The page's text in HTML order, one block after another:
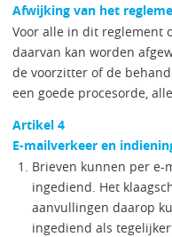
Afwijking van het
Voor alle in dit reglement
daarvan kan worden
de voorzitter of de
een goede procesorde,
Artikel 4
E-mailverkeer en
Brieven kunnen per e-
ingediend. Het
aanvullingen daarop
ingediend als